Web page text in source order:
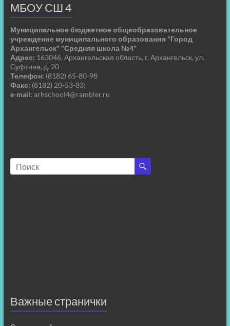
МБОУ СШ 4
Муниципальное бюджетное общеобразовательное
учреждение муниципального образования "Город
Архангельск" "Средняя школа №4"
Адрес: 163046, Архангельская область, г. Архангельск, ул.
Суфтина, д. 20
Телефон: (8182) 65-80-98
Факс: (8182) 20-53-83;
e-mail: arhschool4@rambler.ru
Важные странички